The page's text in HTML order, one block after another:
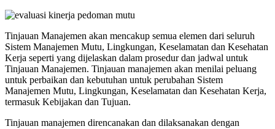
Tinjauan Manajemen akan mencakup semua elemen dari seluruh
Sistem Manajemen Mutu, Lingkungan, Keselamatan dan Kesehatan
Kerja seperti yang dijelaskan dalam prosedur dan jadwal untuk
Tinjauan Manajemen. Tinjauan manajemen akan menilai peluang
untuk perbaikan dan kebutuhan untuk perubahan Sistem
Manajemen Mutu, Lingkungan, Keselamatan dan Kesehatan Kerja,
termasuk Kebijakan dan Tujuan.
Tinjauan manajemen direncanakan dan dilaksanakan dengan